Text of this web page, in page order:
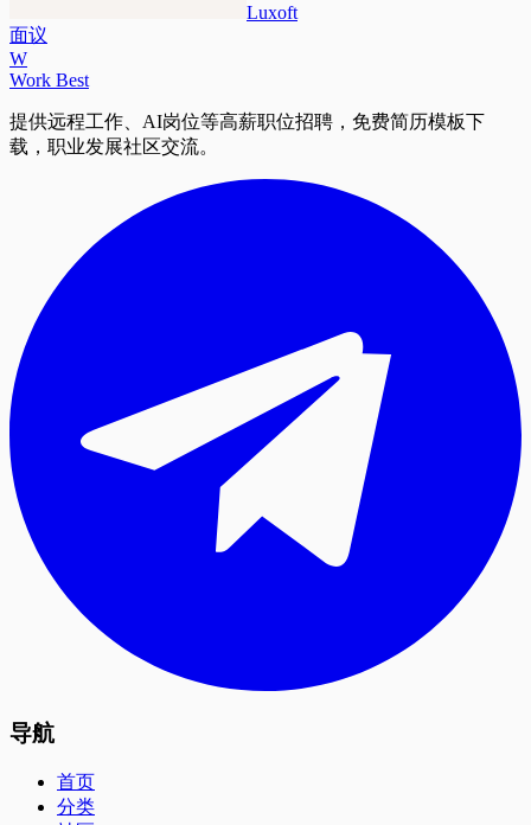
Luxoft
面议
W
Work Best
提供远程工作、AI岗位等高薪职位招聘，免费简历模板下
载，职业发展社区交流。
导航
首页
分类